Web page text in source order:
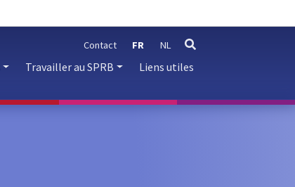
Contact FR NL
Travailler au SPRB Liens utiles